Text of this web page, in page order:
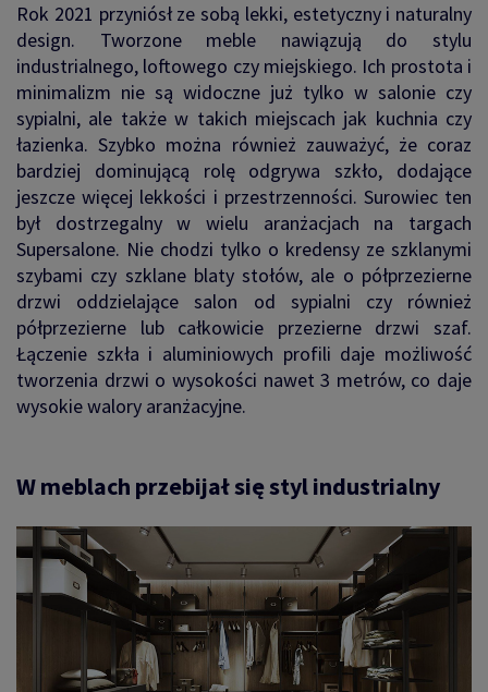
Rok 2021 przyniósł ze sobą lekki, estetyczny i naturalny
design. Tworzone meble nawiązują do stylu
industrialnego, loftowego czy miejskiego. Ich prostota i
minimalizm nie są widoczne już tylko w salonie czy
sypialni, ale także w takich miejscach jak kuchnia czy
łazienka. Szybko można również zauważyć, że coraz
bardziej dominującą rolę odgrywa szkło, dodające
jeszcze więcej lekkości i przestrzenności. Surowiec ten
był dostrzegalny w wielu aranżacjach na targach
Supersalone. Nie chodzi tylko o kredensy ze szklanymi
szybami czy szklane blaty stołów, ale o półprzezierne
drzwi oddzielające salon od sypialni czy również
półprzezierne lub całkowicie przezierne drzwi szaf.
Łączenie szkła i aluminiowych profili daje możliwość
tworzenia drzwi o wysokości nawet 3 metrów, co daje
wysokie walory aranżacyjne.
W meblach przebijał się styl industrialny